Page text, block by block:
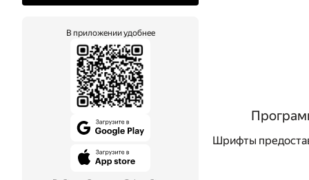
В приложении удобнее
Шрифты